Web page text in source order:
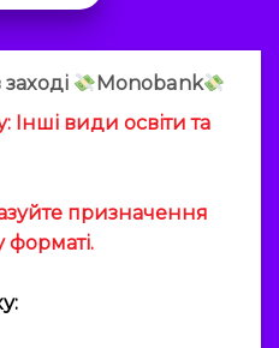
Мonobank
види освіти та
призначення
форматі.